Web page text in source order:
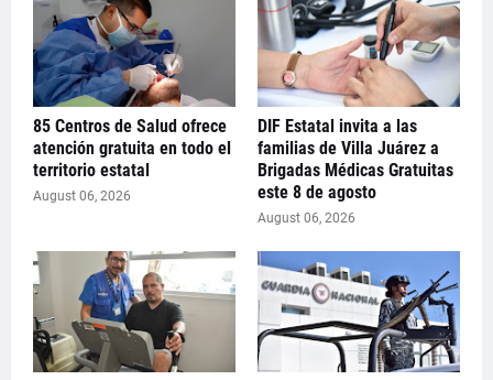
85 Centros de Salud ofrece
atención gratuita en todo el
territorio estatal
August 06, 2026
DIF Estatal invita a las
familias de Villa Juárez a
Brigadas Médicas Gratuitas
este 8 de agosto
August 06, 2026